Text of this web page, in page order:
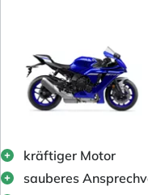
kräftiger Motor
sauberes